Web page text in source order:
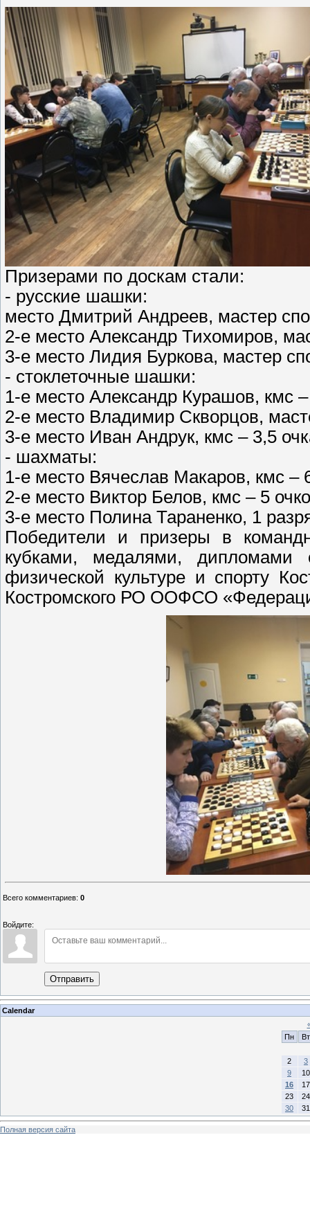
Призерами по доскам стали:
-
место Дмитрий Андреев, мастер
2-е место Александр Тихомиров,
3-е место Лидия Буркова, мастер
- стоклеточные шашки:
1-е место Александр Курашов, кмс –
2-е место Владимир Скворцов,
3-е место Иван Андрук, кмс – 3,5
- шахматы:
1-е место Вячеслав Макаров, кмс –
2-е место Виктор Белов, кмс – 5
3-е место Полина Тараненко, 1
Победители и призеры в
кубками, медалями, дипломами
физической культуре и спорту
Костромского РО ООФСО
Всего комментариев: 0
Войдите:
Отправить
Calendar
Пн
Вт
2
3
9
10
16
17
23
24
30
31
Полная версия сайта